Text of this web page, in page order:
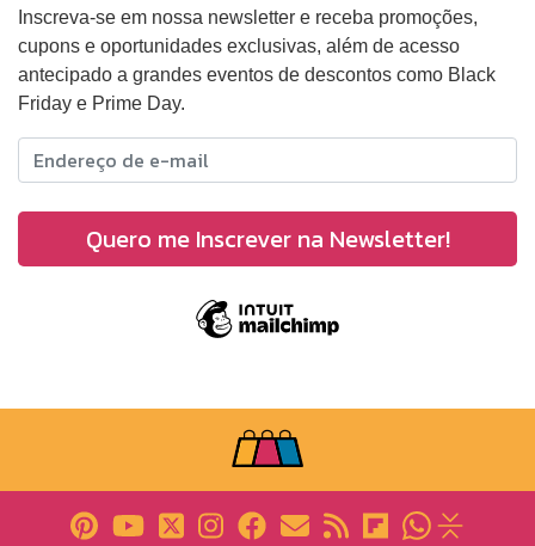
Inscreva-se em nossa newsletter e receba promoções,
cupons e oportunidades exclusivas, além de acesso
antecipado a grandes eventos de descontos como Black
Friday e Prime Day.